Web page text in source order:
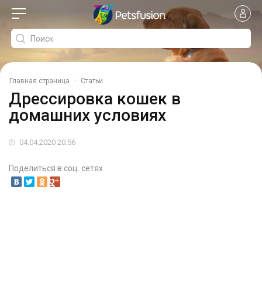
Главная страница - Статьи
Дрессировка кошек в
домашних условиях
04.04.2020 20:56
Поделиться в соц. сетях